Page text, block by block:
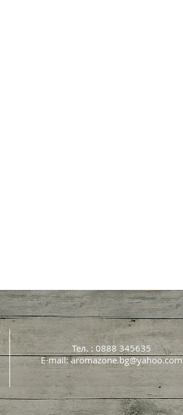
Тел. : 0888 345635
E-mail:aromazone.bg@yahoo.com